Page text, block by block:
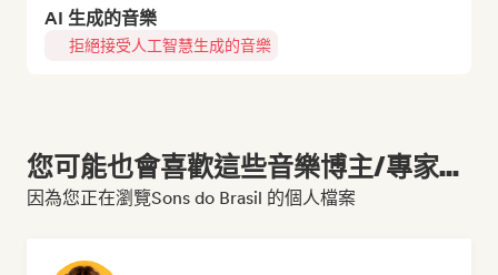
AI 生成的音樂
拒絕接受人工智慧生成的音樂
您可能也會喜歡這些音樂博主/專家...
因為您正在瀏覽Sons do Brasil 的個人檔案